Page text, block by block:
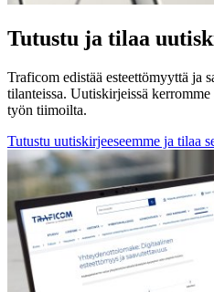
Tutustu ja tilaa
Traficom edistää esteettömyyttä ja
tilanteissa. Uutiskirjeissä
työn tiimoilta.
Tutustu uutiskirjeeseemme ja tilaa